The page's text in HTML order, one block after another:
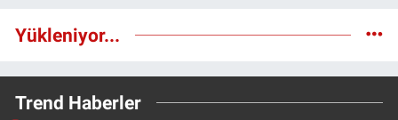
Yükleniyor...
Trend Haberler